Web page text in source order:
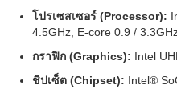
โปรเซสเซอร์ (Processor):
4.5GHz, E-core 0.9 /
กราฟิก (Graphics): Intel
ชิปเซ็ต (Chipset): Intel®